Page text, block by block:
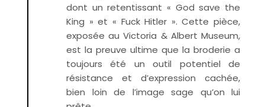
dont un retentissant « God save the
King » et « Fuck Hitler ». Cette pièce,
exposée au Victoria & Albert Museum,
est la preuve ultime que la broderie a
toujours été un outil potentiel de
résistance et d’expression cachée,
bien loin de l’image sage qu’on lui